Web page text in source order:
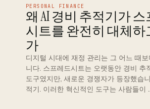
PERSONAL FINANCE
왜 AI 경비 추적기가
시트를 완전히 대체하
가
디지털 시대에 재정 관리는 그 어느 때
니다. 스프레드시트는 오랫동안 경비 추
도구였지만, 새로운 경쟁자가 등장했습
적기. 이러한 혁신적인 도구는 사람들이